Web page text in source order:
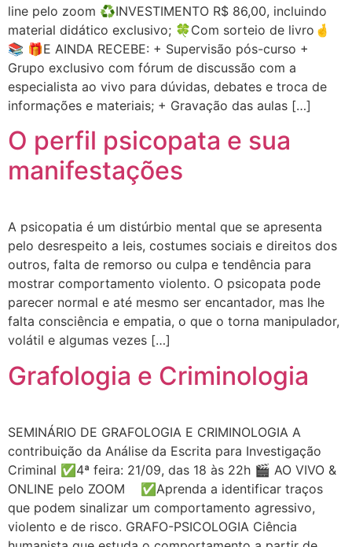
line pelo zoom ♻️INVESTIMENTO R$ 86,00, incluindo
material didático exclusivo; 🍀Com sorteio de livro🤞
📚 🎁E AINDA RECEBE: + Supervisão pós-curso +
Grupo exclusivo com fórum de discussão com a
especialista ao vivo para dúvidas, debates e troca de
informações e materiais; + Gravação das aulas […]
O perfil psicopata e sua
manifestações
A psicopatia é um distúrbio mental que se apresenta
pelo desrespeito a leis, costumes sociais e direitos dos
outros, falta de remorso ou culpa e tendência para
mostrar comportamento violento. O psicopata pode
parecer normal e até mesmo ser encantador, mas lhe
falta consciência e empatia, o que o torna manipulador,
volátil e algumas vezes […]
Grafologia e Criminologia
SEMINÁRIO DE GRAFOLOGIA E CRIMINOLOGIA A
contribuição da Análise da Escrita para Investigação
Criminal ✅4ª feira: 21/09, das 18 às 22h 🎬 AO VIVO &
ONLINE pelo ZOOM ✅Aprenda a identificar traços
que podem sinalizar um comportamento agressivo,
violento e de risco. GRAFO-PSICOLOGIA Ciência